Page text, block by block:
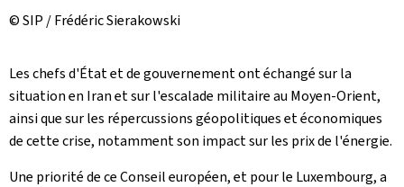
© SIP / Frédéric Sierakowski
Les chefs d'État et de gouvernement ont échangé sur la
situation en Iran et sur l'escalade militaire au Moyen‑Orient,
ainsi que sur les répercussions géopolitiques et économiques
de cette crise, notamment son impact sur les prix de l'énergie.
Une priorité de ce Conseil européen, et pour le Luxembourg, a